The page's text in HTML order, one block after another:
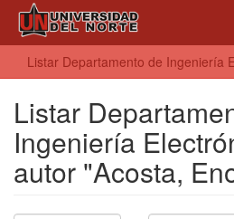
Listar Departamento de Ingeniería
Listar
Ingeniería
autor "Acosta,